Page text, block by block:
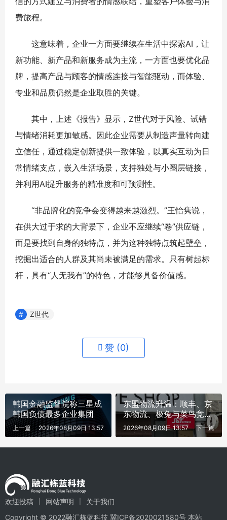
费旅程。
这意味着，企业一方面要继续在生活中探索AI，让
新功能、新产品和新服务成为主流，一方面也要优化品
牌，提高产品与顾客的情感连接与智能驱动，而体验、
专业和品质仍然是企业取胜的关键。
其中，上述《报告》显示，Z世代对于风险、试错
与情绪消耗更加敏感。因此企业需要从制造声量转向建
立信任，通过稳定创新提供一致体验，以真实互动为日
常情绪支点，嵌入生活场景，支持独处与小圈层链接，
并利用AI提升服务的精准度和可预测性。
“非品牌化的竞争会变得越来越激烈。”王怡隽说，
在供大过于求的大背景下，企业不应继续“卷”供应链，
而是要找到自身的独特点，并为这种独特点筑起壁垒，
挖掘出适合的人群及其尚未被满足的需求。只有树起标
杆，具有“人无我有”的特色，才能够具备价值感。
Z世代
赞 (0)
韩国金融监督院称三星成
韩国负债最多企业集团
上一篇 2026年08月09日 13:57
东盟物流升温：顺丰、京
东物流、极兔与菜鸟竞逐
171亿美元市场
下一篇
2026年08月09日 13:57
欢迎投稿 网站声明
关于我们
Copyright © 2022融汇栋蓝科技 冀ICP备2020021580号 本站